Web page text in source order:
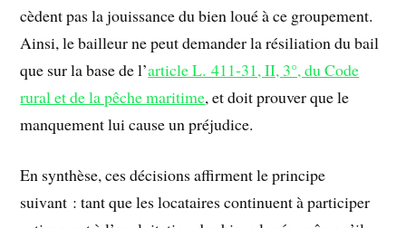
cèdent pas la jouissance du bien loué à ce groupement.
Ainsi, le bailleur ne peut demander la résiliation du bail
que sur la base de l’article L. 411-31, II, 3°, du Code
rural et de la pêche maritime, et doit prouver que le
manquement lui cause un préjudice.
En synthèse, ces décisions affirment le principe
suivant : tant que les locataires continuent à participer